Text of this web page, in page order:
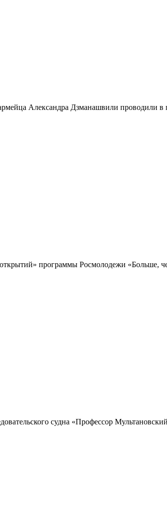
Александра Дзманашвили проводили в
программы Росмолодежи «Больше,
судна «Профессор